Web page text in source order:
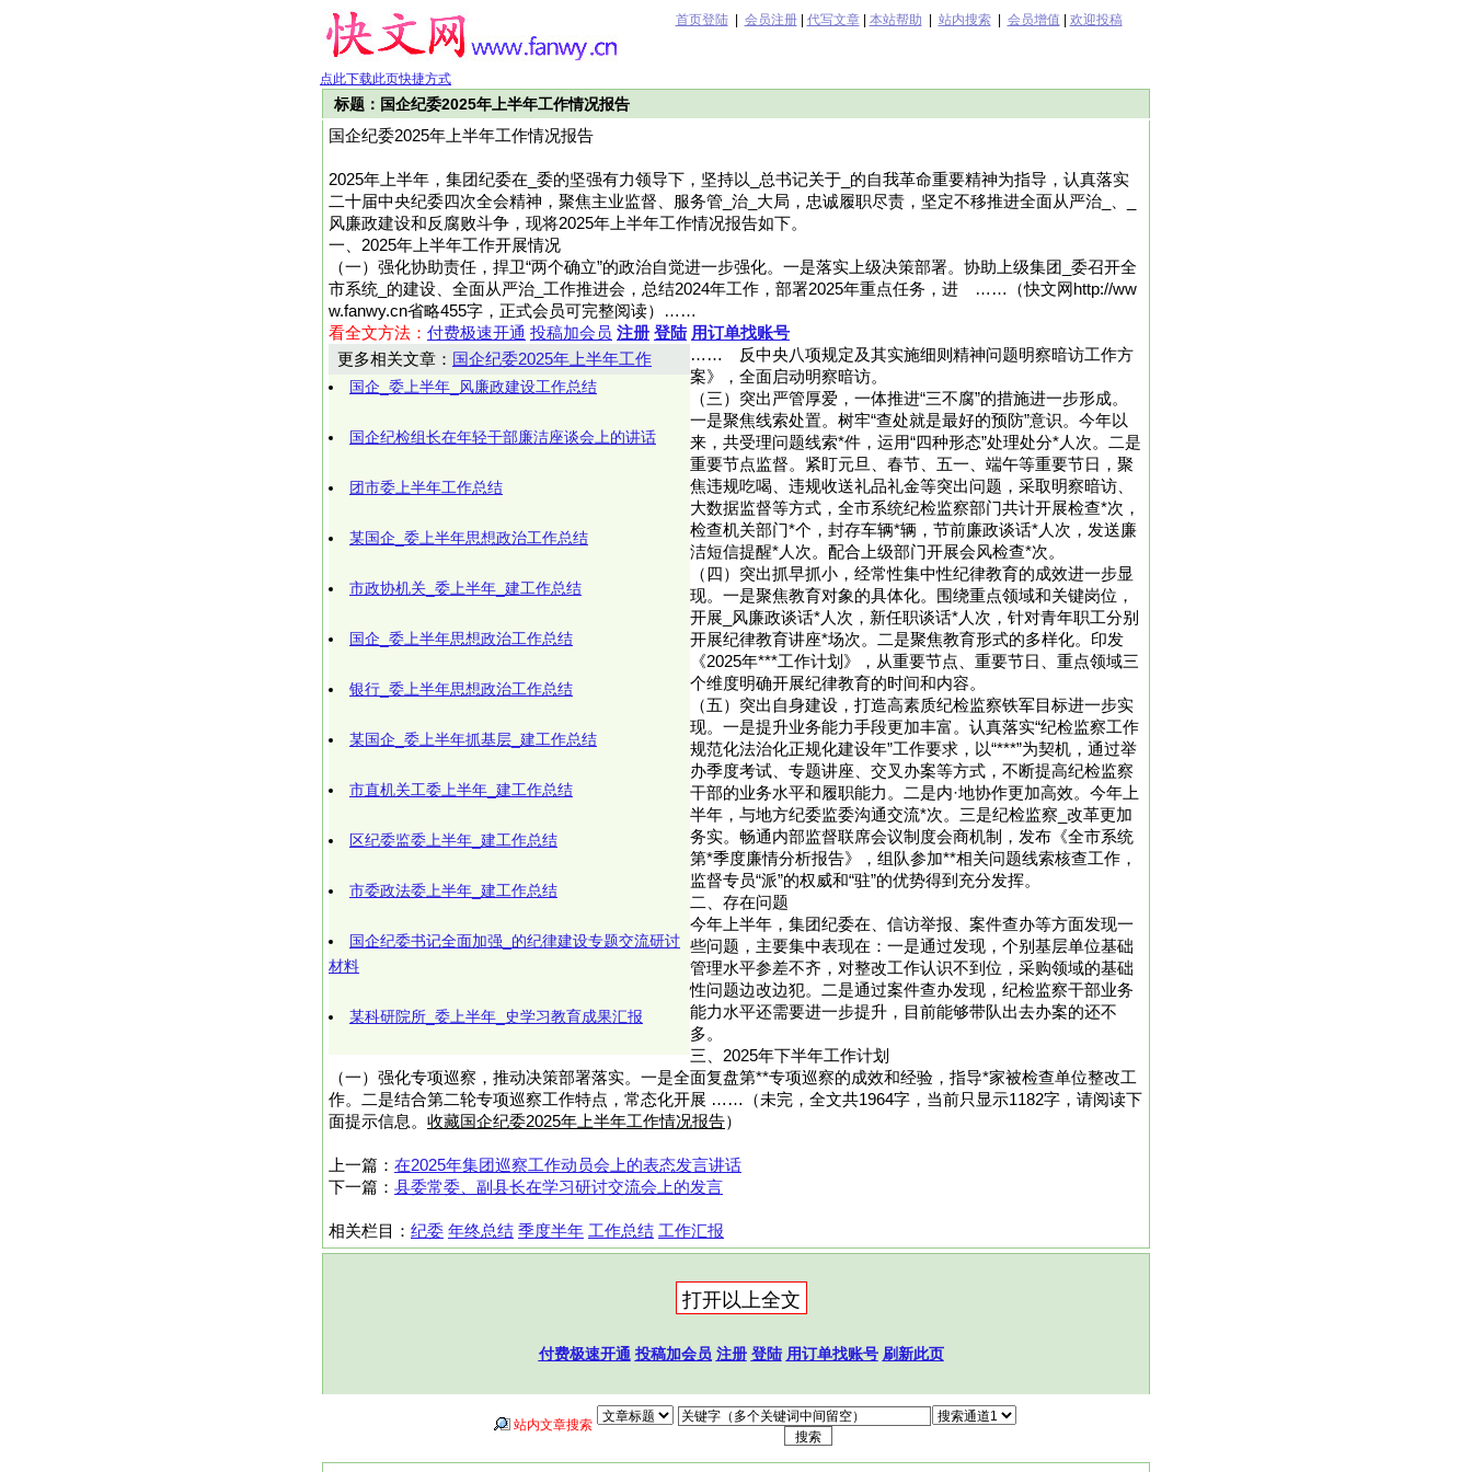
首页登陆| 会员注册| 代写文章| 本站帮助 站内搜索| 会员增值 欢迎投稿
点此下载此页快捷方式
标题：国企纪委2025年上半年工作情况报告
国企纪委2025年上半年工作情况报告
2025年上半年，集团纪委在_委的坚强有力领导下，坚持以_总书记关于_的自我革命重要精神为指导，认真落实
二十届中央纪委四次全会精神，聚焦主业监督、服务管_治_大局，忠诚履职尽责，坚定不移推进全面从严治_、_
风廉政建设和反腐败斗争，现将2025年上半年工作情况报告如下。
一、2025年上半年工作开展情况
（一）强化协助责任，捍卫“两个确立”的政治自觉进一步强化。一是落实上级决策部署。协助上级集团_委召开全
市系统_的建设、全面从严治_工作推进会，总结2024年工作，部署2025年重点任务，进 ……（快文网http://ww
w.fanwy.cn省略455字，正式会员可完整阅读）……
看全文方法： 付费极速开通 投稿加会员 注册 登陆 用订单找账号
……
更多相关文章： 国企纪委2025年上半年工作
国企_委上半年_风廉政建设工作总结
国企纪检组长在年轻干部廉洁座谈会上的讲话
团市委上半年工作总结
某国企_委上半年思想政治工作总结
市政协机关_委上半年_建工作总结
国企_委上半年思想政治工作总结
银行_委上半年思想政治工作总结
某国企_委上半年抓基层_建工作总结
市直机关工委上半年_建工作总结
区纪委监委上半年_建工作总结
市委政法委上半年_建工作总结
国企纪委书记全面加强_的纪律建设专题交流研讨
材料
某科研院所_委上半年_史学习教育成果汇报
反中央八项规定及其实施细则精神问题明察暗访工作方
案》，全面启动明察暗访。
（三）突出严管厚爱，一体推进“三不腐”的措施进一步形成。
一是聚焦线索处置。树牢“查处就是最好的预防”意识。今年以
来，共受理问题线索*件，运用“四种形态”处理处分*人次。二是
重要节点监督。紧盯元旦、春节、五一、端午等重要节日，聚
焦违规吃喝、违规收送礼品礼金等突出问题，采取明察暗访、
大数据监督等方式，全市系统纪检监察部门共计开展检查*次，
检查机关部门*个，封存车辆*辆，节前廉政谈话*人次，发送廉
洁短信提醒*人次。配合上级部门开展会风检查*次。
（四）突出抓早抓小，经常性集中性纪律教育的成效进一步显
现。一是聚焦教育对象的具体化。围绕重点领域和关键岗位，
开展_风廉政谈话*人次，新任职谈话*人次，针对青年职工分别
开展纪律教育讲座*场次。二是聚焦教育形式的多样化。印发
《2025年***工作计划》，从重要节点、重要节日、重点领域三
个维度明确开展纪律教育的时间和内容。
（五）突出自身建设，打造高素质纪检监察铁军目标进一步实
现。一是提升业务能力手段更加丰富。认真落实“纪检监察工作
规范化法治化正规化建设年”工作要求，以“***”为契机，通过举
办季度考试、专题讲座、交叉办案等方式，不断提高纪检监察
干部的业务水平和履职能力。二是内·地协作更加高效。今年上
半年，与地方纪委监委沟通交流*次。三是纪检监察_改革更加
务实。畅通内部监督联席会议制度会商机制，发布《全市系统
第*季度廉情分析报告》，组队参加**相关问题线索核查工作，
监督专员“派”的权威和“驻”的优势得到充分发挥。
二、存在问题
今年上半年，集团纪委在、信访举报、案件查办等方面发现一
些问题，主要集中表现在：一是通过发现，个别基层单位基础
管理水平参差不齐，对整改工作认识不到位，采购领域的基础
性问题边改边犯。二是通过案件查办发现，纪检监察干部业务
能力水平还需要进一步提升，目前能够带队出去办案的还不
多。
三、2025年下半年工作计划
（一）强化专项巡察，推动决策部署落实。一是全面复盘第**专项巡察的成效和经验，指导*家被检查单位整改工
作。二是结合第二轮专项巡察工作特点，常态化开展 ……（未完，全文共1964字，当前只显示1182字，请阅读下
面提示信息。 收藏国企纪委2025年上半年工作情况报告）
上一篇： 在2025年集团巡察工作动员会上的表态发言讲话
下一篇： 县委常委、副县长在学习研讨交流会上的发言
相关栏目： 纪委 年终总结 季度半年 工作总结 工作汇报
付费极速开通 投稿加会员 注册 登陆 用订单找账号 刷新此页
站内文章搜索